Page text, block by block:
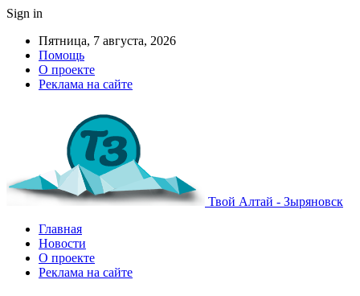
Sign in
Пятница, 7 августа, 2026
Помощь
О проекте
Реклама на сайте
Твой Алтай - Зыряновск
Главная
Новости
О проекте
Реклама на сайте